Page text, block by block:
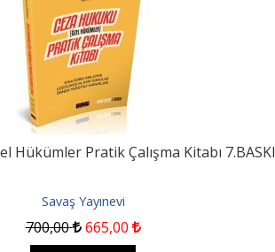
Hükümler Pratik Çalışma Kitabı 7.BASKI
Savaş Yayınevi
700,00 665,00